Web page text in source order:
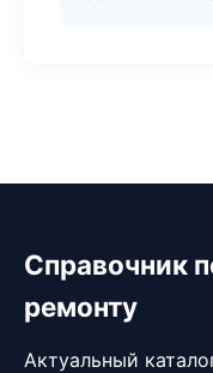
Справочник
ремонту
Актуальный